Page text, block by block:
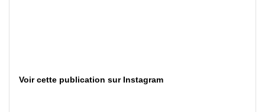
Voir cette publication sur Instagram